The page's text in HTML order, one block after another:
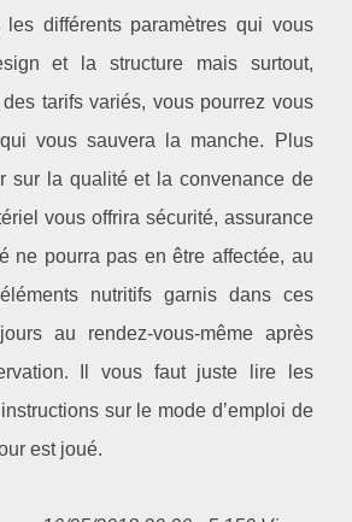
différents paramètres qui vous
et la structure mais surtout,
tarifs variés, vous pourrez vous
vous sauvera la manche. Plus
sur la qualité et la convenance de
vous offrira sécurité, assurance
ne pourra pas en être affectée, au
nutritifs garnis dans ces
au rendez-vous-même après
Il vous faut juste lire les
sur le mode d’emploi de
est joué.